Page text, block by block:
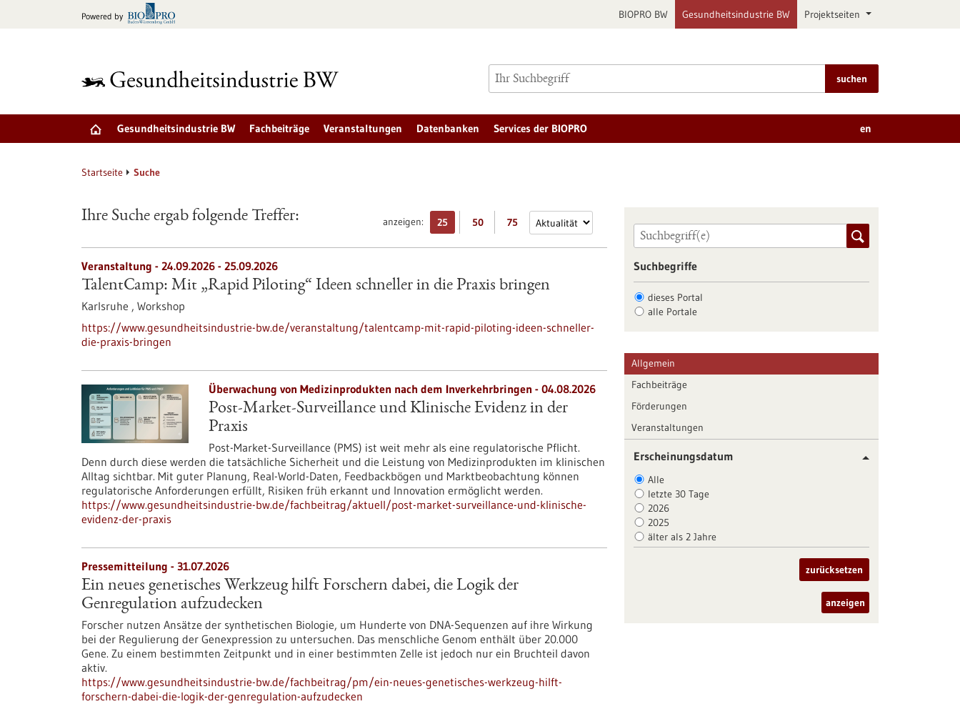
Powered by BIOPRO BW Gesundheitsindustrie BW Projektseiten
suchen
Gesundheitsindustrie BW Fachbeiträge Veranstaltungen Datenbanken Services der BIOPRO en
Startseite Suche
anzeigen: 25 50 75
Ihre Suche ergab folgende Treffer:
Veranstaltung - 24.09.2026 - 25.09.2026
TalentCamp: Mit „Rapid Piloting“ Ideen schneller in die Praxis bringen
Karlsruhe , Workshop
https://www.gesundheitsindustrie-bw.de/veranstaltung/talentcamp-mit-rapid-piloting-ideen-schneller-
die-praxis-bringen
Überwachung von Medizinprodukten nach dem Inverkehrbringen - 04.08.2026
Post-Market-Surveillance und Klinische Evidenz in der
Praxis
Post-Market-Surveillance (PMS) ist weit mehr als eine regulatorische Pflicht.
Denn durch diese werden die tatsächliche Sicherheit und die Leistung von Medizinprodukten im klinischen
Alltag sichtbar. Mit guter Planung, Real-World-Daten, Feedbackbögen und Marktbeobachtung können
regulatorische Anforderungen erfüllt, Risiken früh erkannt und Innovation ermöglicht werden.
https://www.gesundheitsindustrie-bw.de/fachbeitrag/aktuell/post-market-surveillance-und-klinische-
evidenz-der-praxis
Pressemitteilung - 31.07.2026
Ein neues genetisches Werkzeug hilft Forschern dabei, die Logik der
Genregulation aufzudecken
Forscher nutzen Ansätze der synthetischen Biologie, um Hunderte von DNA-Sequenzen auf ihre Wirkung
bei der Regulierung der Genexpression zu untersuchen. Das menschliche Genom enthält über 20.000
Gene. Zu einem bestimmten Zeitpunkt und in einer bestimmten Zelle ist jedoch nur ein Bruchteil davon
aktiv.
https://www.gesundheitsindustrie-bw.de/fachbeitrag/pm/ein-neues-genetisches-werkzeug-hilft-
forschern-dabei-die-logik-der-genregulation-aufzudecken
Suchbegriffe
dieses Portal
alle Portale
Allgemein
Fachbeiträge
Förderungen
Veranstaltungen
Erscheinungsdatum
Alle
letzte 30 Tage
2026
2025
älter als 2 Jahre
zurücksetzen
anzeigen